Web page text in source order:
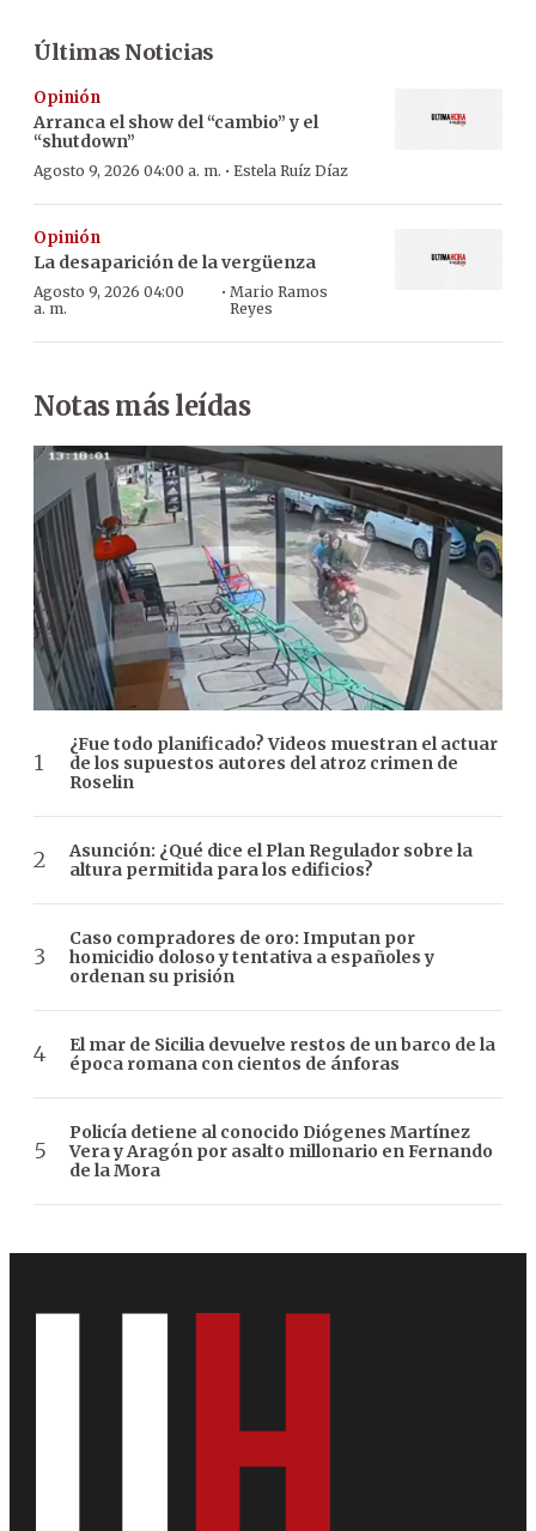
Últimas Noticias
Opinión
Arranca el show del “cambio” y el
“shutdown”
Agosto 9, 2026 04:00 a. m. · Estela Ruíz Díaz
Opinión
La desaparición de la vergüenza
Agosto 9, 2026 04:00
a. m.
· Mario Ramos
Reyes
Notas más leídas
¿Fue todo planificado? Videos muestran el actuar
de los supuestos autores del atroz crimen de
Roselin
Asunción: ¿Qué dice el Plan Regulador sobre la
altura permitida para los edificios?
Caso compradores de oro: Imputan por
homicidio doloso y tentativa a españoles y
ordenan su prisión
El mar de Sicilia devuelve restos de un barco de la
época romana con cientos de ánforas
Policía detiene al conocido Diógenes Martínez
Vera y Aragón por asalto millonario en Fernando
de la Mora